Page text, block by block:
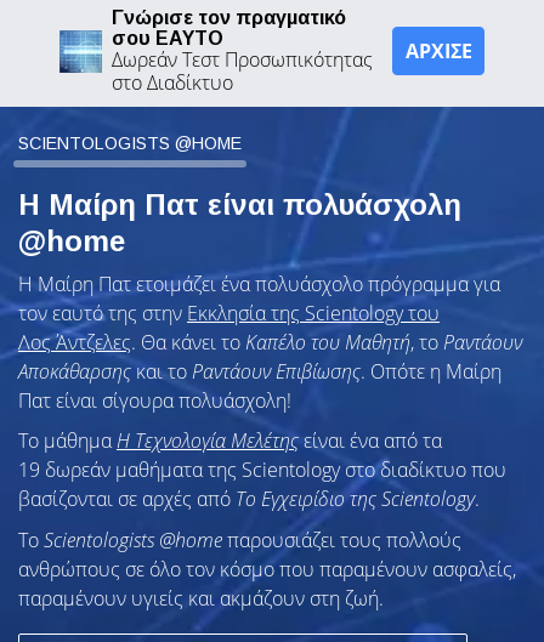
Γνώρισε τον πραγματικό
σου ΕΑΥΤΟ
Δωρεάν Τεστ Προσωπικότητας
στο Διαδίκτυο
ΑΡΧΙΣΕ
SCIENTOLOGISTS @HOME
Η Μαίρη Πατ είναι πολυάσχολη
@home
Η Μαίρη Πατ ετοιμάζει ένα πολυάσχολο πρόγραμμα για
τον εαυτό της στην Εκκλησία της Scientology του
Λος Άντζελες. Θα κάνει το Καπέλο του Μαθητή, το Ραντάουν
Αποκάθαρσηςκαι το Ραντάουν Επιβίωσης. Οπότε η Μαίρη
Πατ είναι σίγουρα πολυάσχολη!
Το μάθημαΗ Τεχνολογία Μελέτηςείναι ένα από τα
19 δωρεάν μαθήματα της Scientology στο διαδίκτυο που
βασίζονται σε αρχές από Το Εγχειρίδιο της Scientology.
ToScientologists @homeπαρουσιάζει τους πολλούς
ανθρώπους σε όλο τον κόσμο που παραμένουν ασφαλείς,
παραμένουν υγιείς και ακμάζουν στη ζωή.